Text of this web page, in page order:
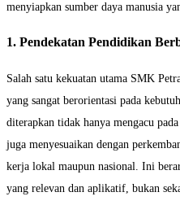
menyiapkan sumber daya manusia
1. Pendekatan Pendidikan
Salah satu kekuatan utama SMK
yang sangat berorientasi pada
diterapkan tidak hanya mengacu
juga menyesuaikan dengan
kerja lokal maupun nasional. Ini
yang relevan dan aplikatif, bukan